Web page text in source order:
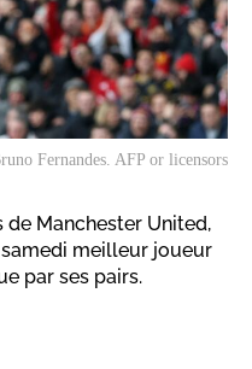
Fernandes. AFP or licensors
Manchester United,
samedi meilleur joueur
par ses pairs.